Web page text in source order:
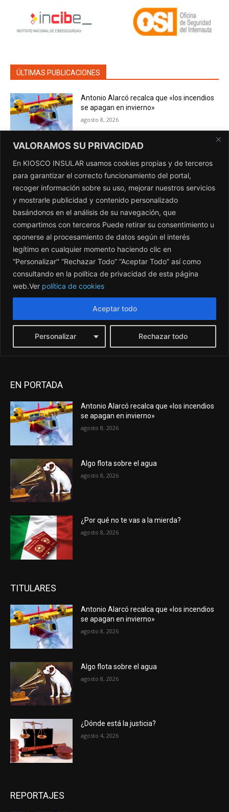
EN PORTADA
Antonio Alarcó recalca que «los incendios
se apagan en invierno»
agosto 8, 2026
Algo flota sobre el agua
agosto 8, 2026
¿Por qué no te vas a la mierda?
agosto 8, 2026
TITULARES
Antonio Alarcó recalca que «los incendios
se apagan en invierno»
agosto 8, 2026
Algo flota sobre el agua
agosto 8, 2026
¿Dónde está la justicia?
agosto 4, 2026
REPORTAJES